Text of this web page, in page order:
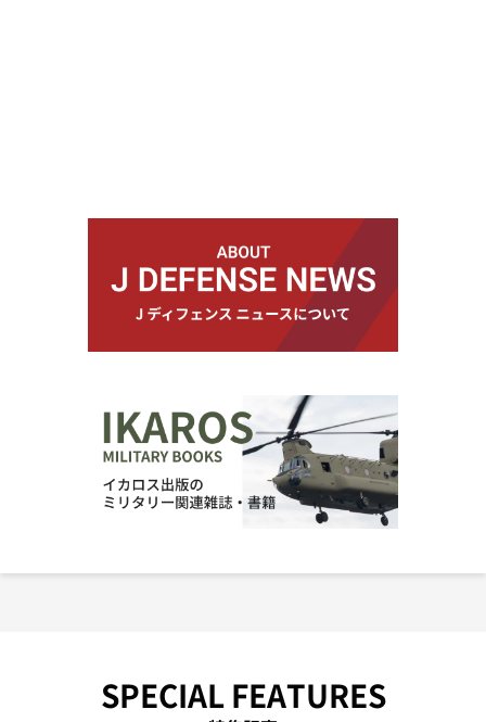
SPECIAL FEATURES